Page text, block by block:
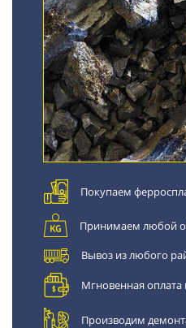
Покупаем
Принимаем любой
Вывоз из любого
Мгновенная
Производим